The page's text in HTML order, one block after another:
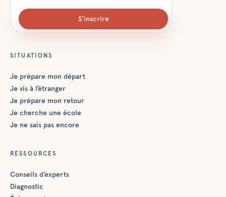
S'inscrire
SITUATIONS
Je prépare mon départ
Je vis à l’étranger
Je prépare mon retour
Je cherche une école
Je ne sais pas encore
RESSOURCES
Conseils d’experts
Diagnostic